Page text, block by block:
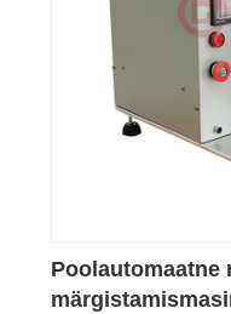
Poolautomaatne